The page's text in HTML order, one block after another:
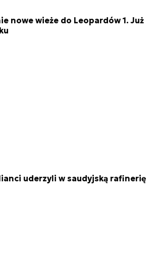
nowe wieże do Leopardów 1. Już
uderzyli w saudyjską rafinerię